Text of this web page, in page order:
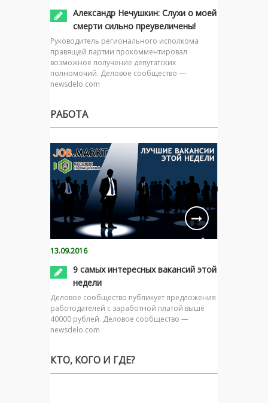
Александр Нечушкин: Слухи о моей
смерти сильно преувеличены!
Руководитель регионального исполкома
правящей партии прокомментировал
возможное получение депутатских
полномочий. Деловое сообщество —
newsdelo.com
РАБОТА
13.09.2016
9 самых интересных вакансий этой
недели
Деловое сообщество публикует предложения
работодателей с заработной платой выше
40000 рублей. Деловое сообщество —
newsdelo.com
КТО, КОГО И ГДЕ?